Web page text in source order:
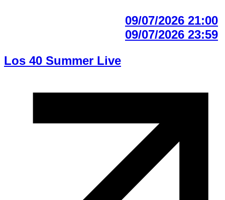
09/07/2026 21:00
09/07/2026 23:59
Los 40 Summer Live